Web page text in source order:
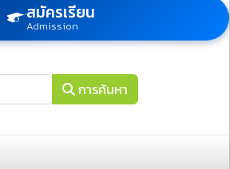
สมัครเรียน
Admission
การค้นหา